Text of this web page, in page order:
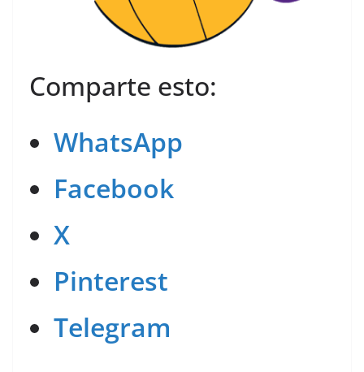
Comparte esto:
WhatsApp
Facebook
X
Pinterest
Telegram